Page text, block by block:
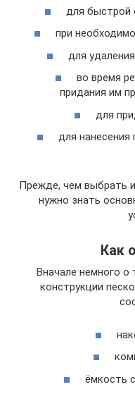
для быстрой
при
для
во время
придания им
для
для нанесения
Прежде, чем выбрать
нужно знать
Как
Вначале немного о
конструкции
ёмкость